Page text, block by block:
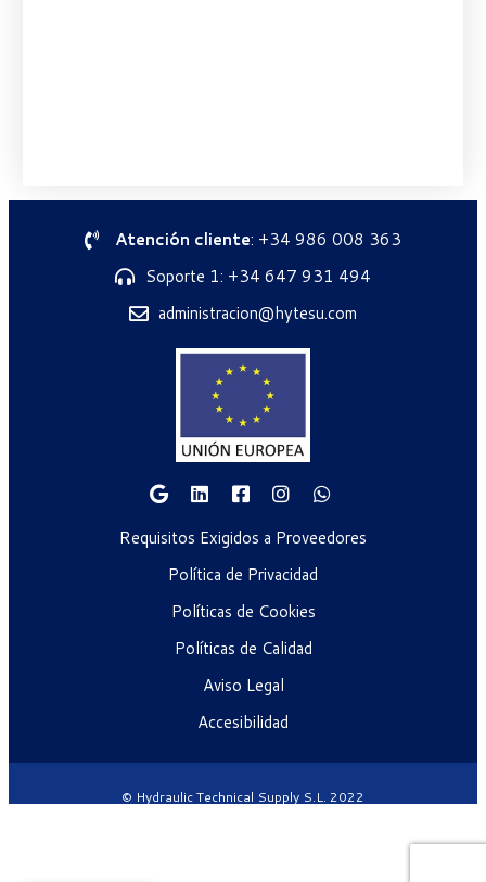
Atención cliente: +34 986 008 363
Soporte 1: +34 647 931 494
administracion@hytesu.com
Requisitos Exigidos a Proveedores
Política de Privacidad
Políticas de Cookies
Políticas de Calidad
Aviso Legal
Accesibilidad
© Hydraulic Technical Supply S.L. 2022